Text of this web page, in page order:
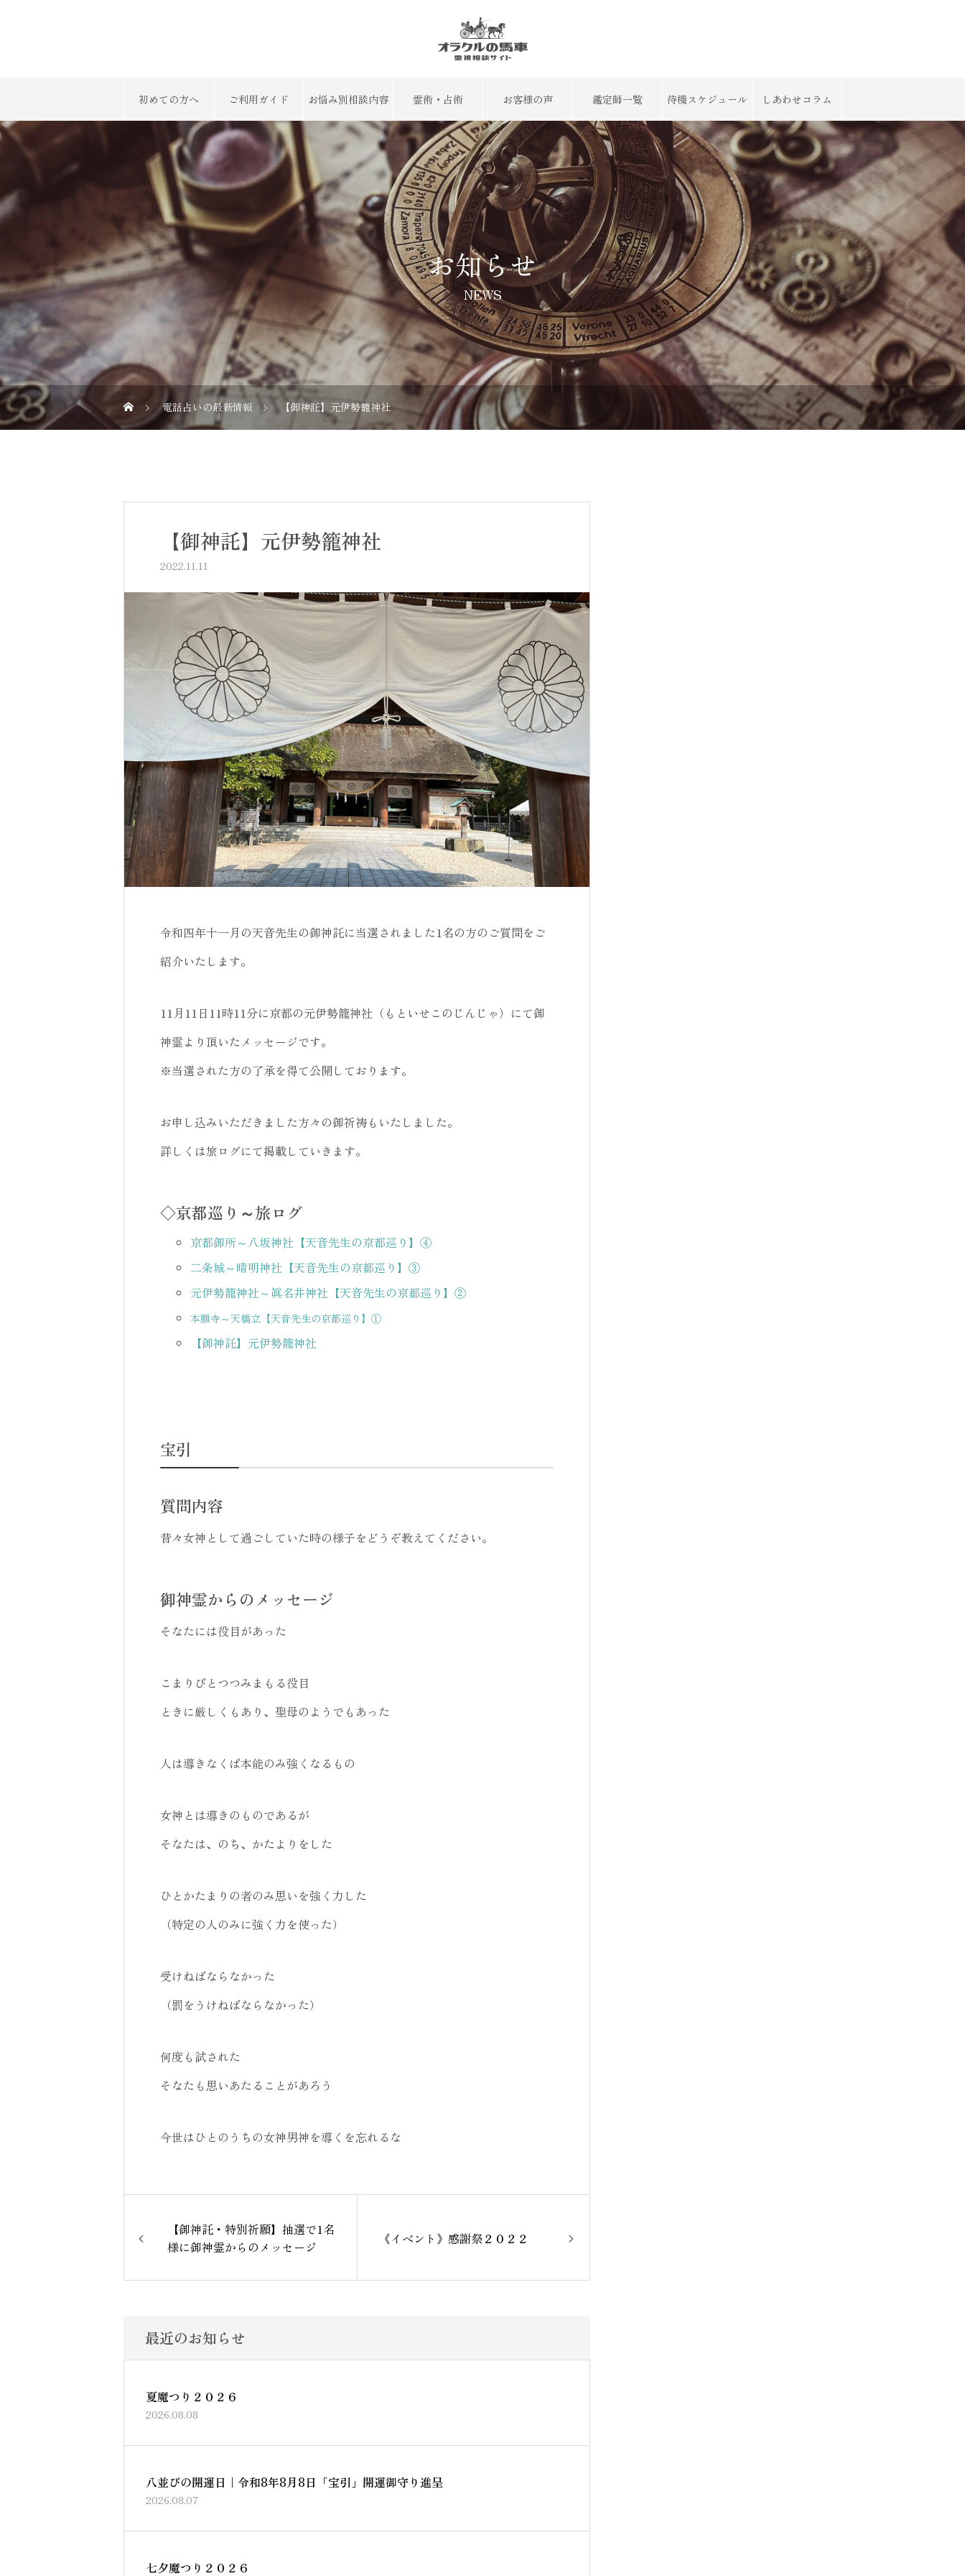
初めての方へ ご利用ガイド お悩み別相談内容 霊術・占術 お客様の声 鑑定師一覧 待機スケジュール しあわせコラム
お知らせ
NEWS
電話占いの最新情報 【御神託】元伊勢籠神社
【御神託】元伊勢籠神社
2022.11.11
令和四年十一月の天音先生の御神託に当選されました1名の方のご質問をご
紹介いたします。
11月11日11時11分に京都の元伊勢籠神社（もといせこのじんじゃ）にて御
神霊より頂いたメッセージです。
※当選された方の了承を得て公開しております。
お申し込みいただきました方々の御祈祷もいたしました。
詳しくは旅ログにて掲載していきます。
◇京都巡り～旅ログ
京都御所～八坂神社【天音先生の京都巡り】④
二条城～晴明神社【天音先生の京都巡り】③
元伊勢籠神社～眞名井神社【天音先生の京都巡り】②
本願寺～天橋立【天音先生の京都巡り】①
【御神託】元伊勢籠神社
宝引
質問内容
昔々女神として過ごしていた時の様子をどうぞ教えてください。
御神霊からのメッセージ
そなたには役目があった
こまりびとつつみまもる役目
ときに厳しくもあり、聖母のようでもあった
人は導きなくば本能のみ強くなるもの
女神とは導きのものであるが
そなたは、のち、かたよりをした
ひとかたまりの者のみ思いを強く力した
（特定の人のみに強く力を使った）
受けねばならなかった
（罰をうけねばならなかった）
何度も試された
そなたも思いあたることがあろう
今世はひとのうちの女神男神を導くを忘れるな
【御神託・特別祈願】抽選で1名
様に御神霊からのメッセージ
《イベント》感謝祭２０２２
最近のお知らせ
夏魔つり２０２６
2026.08.08
八並びの開運日｜令和8年8月8日「宝引」開運御守り進呈
2026.08.07
七夕魔つり２０２６